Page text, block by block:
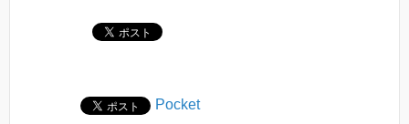
Pocket